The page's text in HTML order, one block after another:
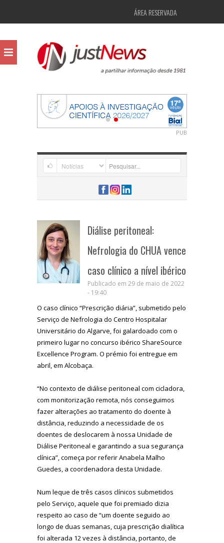
ÁREA RESERVADA
PUB
Diálise peritoneal:
Nefrologia do CHUA vence
caso clínico a nível ibérico
Publicado em 29 de maio de 2022
- 19:40
O caso clínico “Prescrição diária”, submetido pelo
Serviço de Nefrologia do Centro Hospitalar
Universitário do Algarve, foi galardoado com o
primeiro lugar no concurso ibérico ShareSource
Excellence Program. O prémio foi entregue em
abril, em Alcobaça.
“No contexto de diálise peritoneal com cicladora,
com monitorização remota, nós conseguimos
fazer alterações ao tratamento do doente à
distância, reduzindo a necessidade de os
doentes de deslocarem à nossa Unidade de
Diálise Peritoneal e garantindo a sua segurança
clínica”, começa por referir Anabela Malho
Guedes, a coordenadora desta Unidade.
Num leque de três casos clínicos submetidos
pelo Serviço, aquele que foi premiado dizia
respeito ao caso de “um doente seguido ao
longo de duas semanas, cuja prescrição dialítica
foi alterada 12 vezes à distância, portanto, de